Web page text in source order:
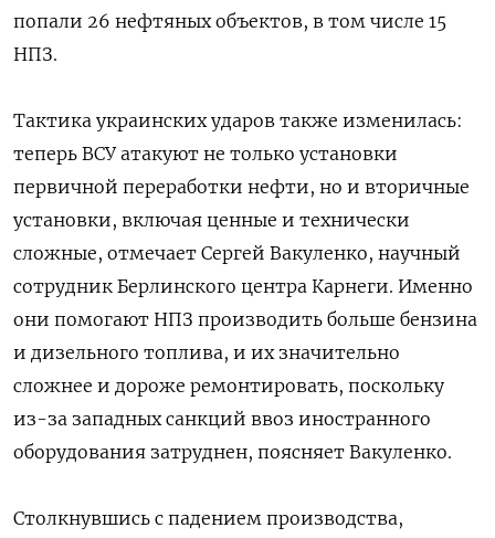
попали 26 нефтяных объектов, в том числе 15
НПЗ.
Тактика украинских ударов также изменилась:
теперь ВСУ атакуют не только установки
первичной переработки нефти, но и вторичные
установки, включая ценные и технически
сложные, отмечает Сергей Вакуленко, научный
сотрудник Берлинского центра Карнеги. Именно
они помогают НПЗ производить больше бензина
и дизельного топлива, и их значительно
сложнее и дороже ремонтировать, поскольку
из-за западных санкций ввоз иностранного
оборудования затруднен, поясняет Вакуленко.
Столкнувшись с падением производства,